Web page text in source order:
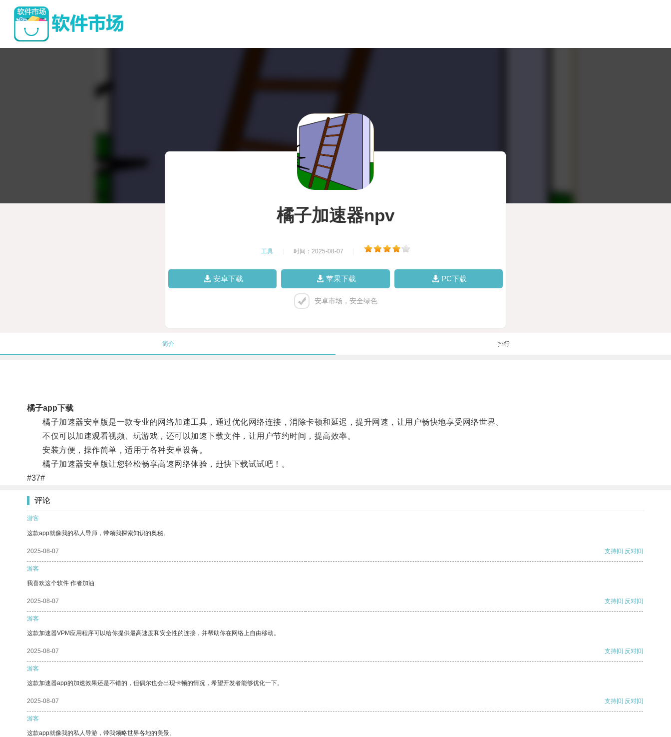
橘子加速器npv
工具 时间：2025-08-07
安卓下载 苹果下载 PC下载
安卓市场，安全绿色
简介 排行
橘子app下载
橘子加速器安卓版是一款专业的网络加速工具，通过优化网络连接，消除卡顿和延迟，提升网速，让用户畅快地享受网络世界。
不仅可以加速观看视频、玩游戏，还可以加速下载文件，让用户节约时间，提高效率。
安装方便，操作简单，适用于各种安卓设备。
橘子加速器安卓版让您轻松畅享高速网络体验，赶快下载试试吧！。
#37#
评论
游客
这款app就像我的私人导师，带领我探索知识的奥秘。
2025-08-07 支持[0] 反对[0]
游客
我喜欢这个软件 作者加油
2025-08-07 支持[0] 反对[0]
游客
这款加速器VPM应用程序可以给你提供最高速度和安全性的连接，并帮助你在网络上自由移动。
2025-08-07 支持[0] 反对[0]
游客
这款加速器app的加速效果还是不错的，但偶尔也会出现卡顿的情况，希望开发者能够优化一下。
2025-08-07 支持[0] 反对[0]
游客
这款app就像我的私人导游，带我领略世界各地的美景。